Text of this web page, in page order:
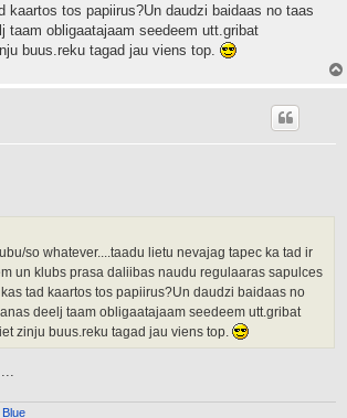
kaartos tos papiirus?Un daudzi baidaas no taas
taam obligaatajaam seedeem utt.gribat
buus.reku tagad jau viens top.
so whatever....taadu lietu nevajag tapec ka tad ir
un klubs prasa daliibas naudu regulaaras sapulces
tad kaartos tos papiirus?Un daudzi baidaas no
deelj taam obligaatajaam seedeem utt.gribat
zinju buus.reku tagad jau viens top.